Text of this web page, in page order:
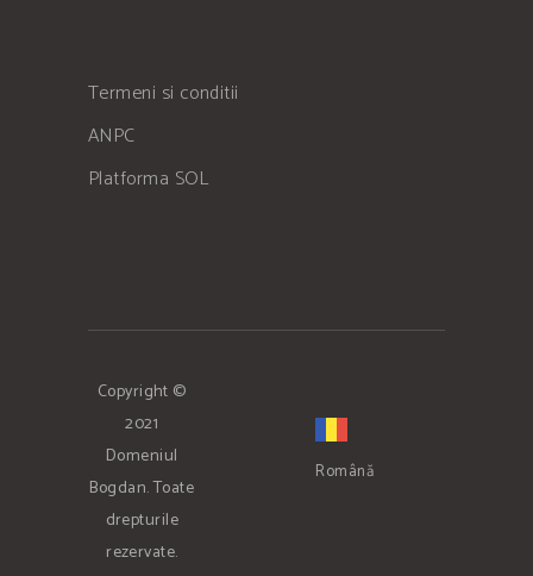
Termeni si conditii
ANPC
Platforma SOL
Copyright ©
2021
Domeniul
Bogdan. Toate
drepturile
rezervate.
Română